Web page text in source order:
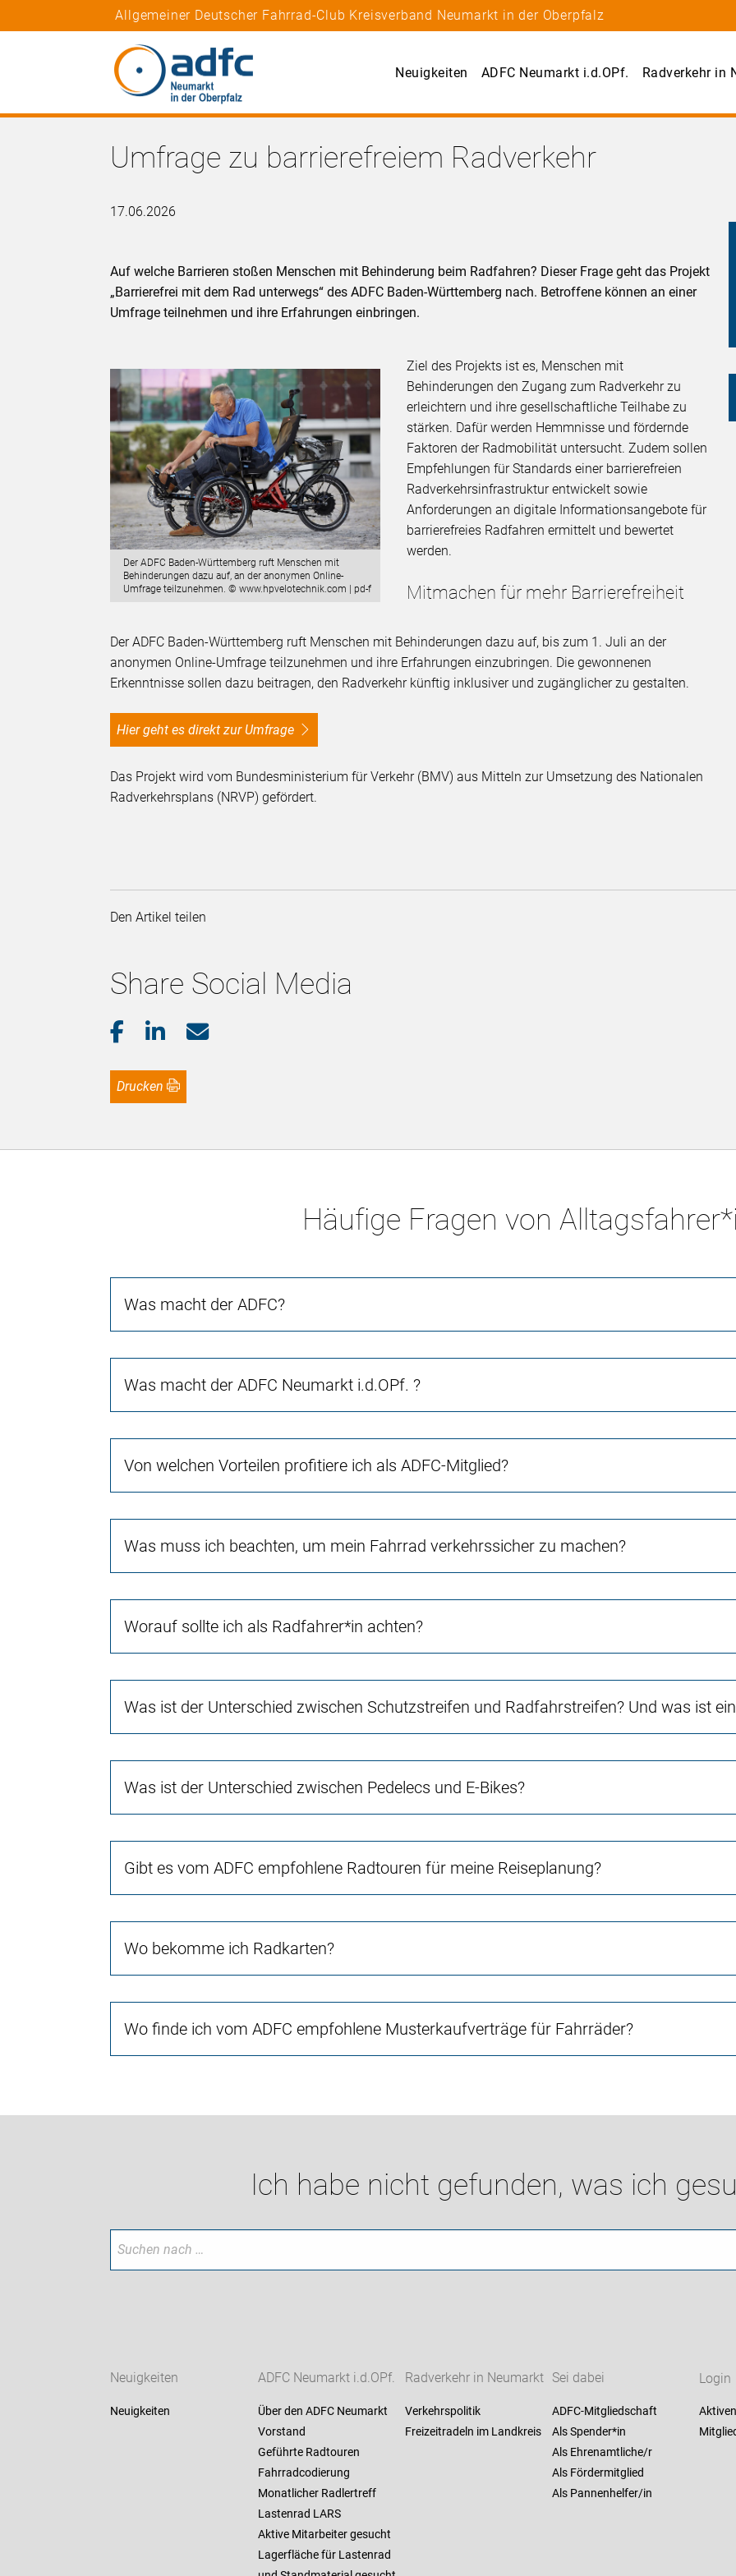
Allgemeiner Deutscher Fahrrad-Club Kreisverband Neumarkt in der Oberpfalz
Neuigkeiten ADFC Neumarkt i.d.OPf. Radverkehr in
Umfrage zu barrierefreiem Radverkehr
17.06.2026
Auf welche Barrieren stoßen Menschen mit Behinderung beim Radfahren? Dieser Frage geht das Projekt
„Barrierefrei mit dem Rad unterwegs“ des ADFC Baden-Württemberg nach. Betroffene können an einer
Umfrage teilnehmen und ihre Erfahrungen einbringen.
Der ADFC Baden-Württemberg ruft Menschen mit
Behinderungen dazu auf, an der anonymen Online-
Umfrage teilzunehmen. © www.hpvelotechnik.com | pd-f
Ziel des Projekts ist es, Menschen mit
Behinderungen den Zugang zum Radverkehr zu
erleichtern und ihre gesellschaftliche Teilhabe zu
stärken. Dafür werden Hemmnisse und fördernde
Faktoren der Radmobilität untersucht. Zudem sollen
Empfehlungen für Standards einer barrierefreien
Radverkehrsinfrastruktur entwickelt sowie
Anforderungen an digitale Informationsangebote für
barrierefreies Radfahren ermittelt und bewertet
werden.
Mitmachen für mehr Barrierefreiheit
Der ADFC Baden-Württemberg ruft Menschen mit Behinderungen dazu auf, bis zum 1. Juli an der
anonymen Online-Umfrage teilzunehmen und ihre Erfahrungen einzubringen. Die gewonnenen
Erkenntnisse sollen dazu beitragen, den Radverkehr künftig inklusiver und zugänglicher zu gestalten.
Hier geht es direkt zur Umfrage
Das Projekt wird vom Bundesministerium für Verkehr (BMV) aus Mitteln zur Umsetzung des Nationalen
Radverkehrsplans (NRVP) gefördert.
Den Artikel teilen
Share Social Media
Drucken
Häufige Fragen von
Was macht der ADFC?
Was macht der ADFC Neumarkt i.d.OPf. ?
Von welchen Vorteilen profitiere ich als ADFC-Mitglied?
Was muss ich beachten, um mein Fahrrad verkehrssicher zu machen?
Worauf sollte ich als Radfahrer*in achten?
Was ist der Unterschied zwischen Schutzstreifen und Radfahrstreifen? Und was ist
Was ist der Unterschied zwischen Pedelecs und E-Bikes?
Gibt es vom ADFC empfohlene Radtouren für meine Reiseplanung?
Wo bekomme ich Radkarten?
Wo finde ich vom ADFC empfohlene Musterkaufverträge für Fahrräder?
Ich habe nicht gefunden, was ich
Neuigkeiten
Neuigkeiten
ADFC Neumarkt i.d.OPf.
Über den ADFC Neumarkt
Vorstand
Geführte Radtouren
Fahrradcodierung
Monatlicher Radlertreff
Lastenrad LARS
Aktive Mitarbeiter gesucht
Lagerfläche für Lastenrad
Radverkehr in Neumarkt
Verkehrspolitik
Freizeitradeln im Landkreis
Sei dabei
ADFC-Mitgliedschaft
Als Spender*in
Als Ehrenamtliche/r
Als Fördermitglied
Als Pannenhelfer/in
Login